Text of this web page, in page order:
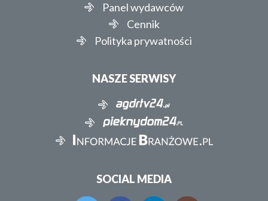
Panel wydawców
Cennik
Polityka prywatności
NASZE SERWISY
SOCIAL MEDIA